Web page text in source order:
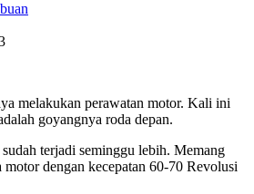
melakukan perawatan motor. Kali ini
goyangnya roda depan.
terjadi seminggu lebih. Memang
dengan kecepatan 60-70 Revolusi